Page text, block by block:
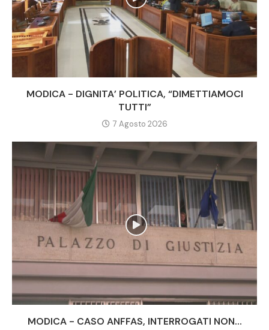
MODICA - DIGNITA’ POLITICA, “DIMETTIAMOCI
TUTTI”
7 Agosto 2026
MODICA - CASO ANFFAS, INTERROGATI NON...